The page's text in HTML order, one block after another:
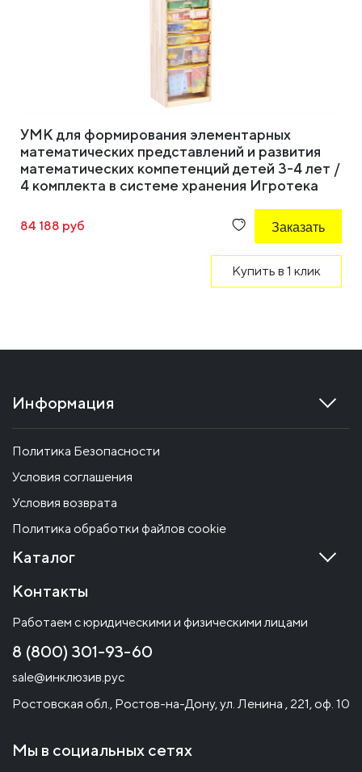
УМК для формирования элементарных
математических представлений и развития
математических компетенций детей 3-4 лет /
4 комплекта в системе хранения Игротека
84 188 руб Заказать
Купить в 1 клик
Информация
Политика Безопасности
Условия соглашения
Условия возврата
Политика обработки файлов cookie
Каталог
Контакты
Работаем с юридическими и физическими лицами
8 (800) 301-93-60
sale@инклюзив.рус
Ростовская обл., Ростов-на-Дону, ул. Ленина , 221, оф. 10
Мы в социальных сетях